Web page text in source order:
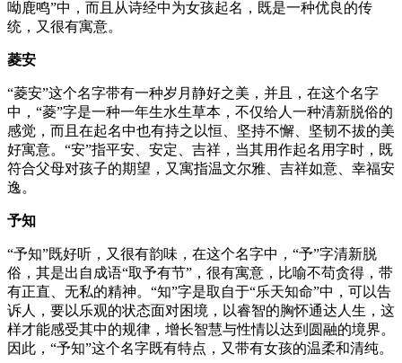
呦鹿鸣”中，而且从诗经中为女孩起名，既是一种优良的传
统，又很有寓意。
菱安
“菱安”这个名字带有一种岁月静好之美，并且，在这个名字
中，“菱”字是一种一年生水生草本，不仅给人一种清新脱俗的
感觉，而且在起名中也有持之以恒、坚持不懈、坚韧不拔的美
好寓意。“安”指平安、安定、吉祥，当其用作起名用字时，既
符合父母对孩子的期望，又寓指温文尔雅、吉祥如意、幸福安
逸。
予知
“予知”既好听，又很有韵味，在这个名字中，“予”字清新脱
俗，其是出自成语“取予有节”，很有寓意，比喻不苟贪得，带
有正直、无私的精神。“知”字是取自于“乐天知命”中，可以告
诉人，要以乐观的状态面对困境，以睿智的胸怀通达人生，这
样才能感受其中的规律，增长智慧与性情以达到圆融的境界。
因此，“予知”这个名字既有特点，又带有女孩的温柔和清纯。